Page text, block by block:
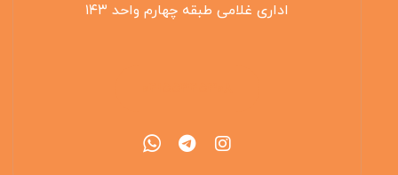
اداری غلامی طبقه چهارم واحد ۱۴۳